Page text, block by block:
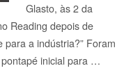
Glasto, às 2 da
Reading depois de
a indústria?” Foram
inicial para …